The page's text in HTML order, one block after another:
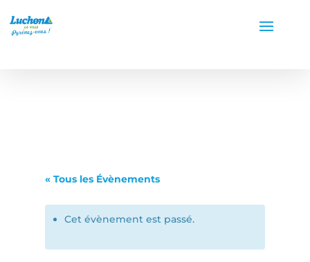
« Tous les Évènements
Cet évènement est passé.